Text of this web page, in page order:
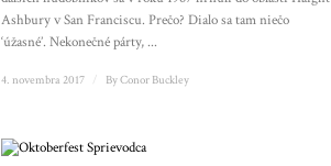
Ashbury v San Franciscu. Prečo? Dialo sa tam niečo
‘úžasné’. Nekonečné párty, ...
4. novembra 2017 ByConor Buckley